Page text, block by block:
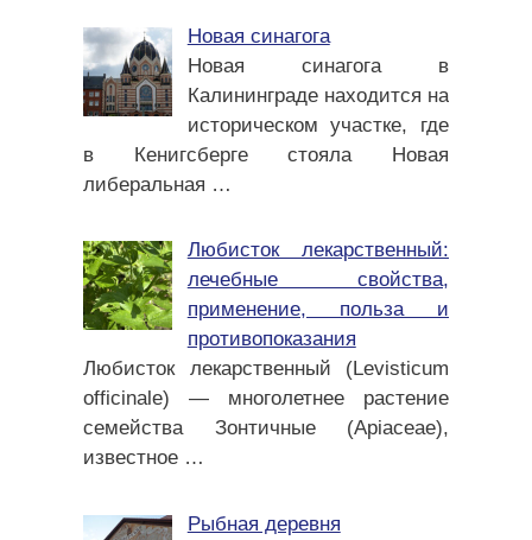
Новая синагога
Новая синагога в
Калининграде находится на
историческом участке, где
в Кенигсберге стояла Новая
либеральная …
Любисток лекарственный:
лечебные свойства,
применение, польза и
противопоказания
Любисток лекарственный (Levisticum
officinale) — многолетнее растение
семейства Зонтичные (Apiaceae),
известное …
Рыбная деревня